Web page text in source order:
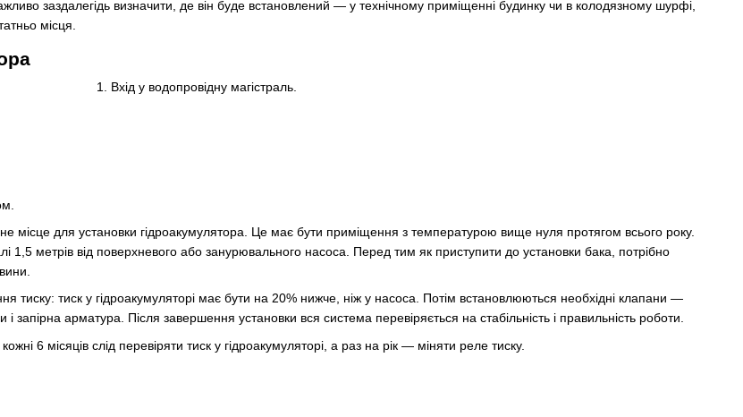
заздалегідь визначити, де він буде встановлений — у технічному приміщенні будинку чи в колодязному шурфі,
місця.
1. Вхід у водопровідну магістраль.
місце для установки гідроакумулятора. Це має бути приміщення з температурою вище нуля протягом всього року.
1,5 метрів від поверхневого або занурювального насоса. Перед тим як приступити до установки бака, потрібно
тиску: тиск у гідроакумуляторі має бути на 20% нижче, ніж у насоса. Потім встановлюються необхідні клапани —
і запірна арматура. Після завершення установки вся система перевіряється на стабільність і правильність роботи.
6 місяців слід перевіряти тиск у гідроакумуляторі, а раз на рік — міняти реле тиску.